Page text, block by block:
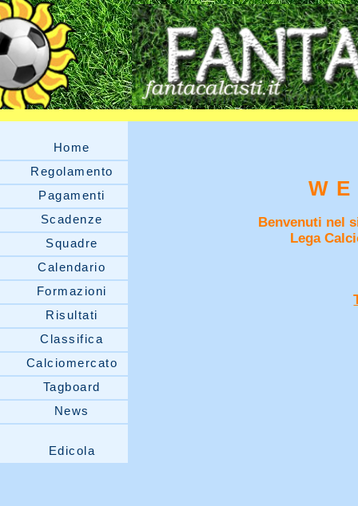
Home
Regolamento
Pagamenti
Scadenze
Squadre
Calendario
Formazioni
Risultati
Classifica
Calciomercato
Tagboard
News
Edicola
Benvenuti nel
Lega